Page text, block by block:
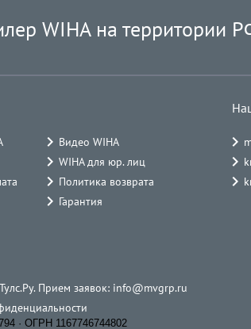
WIHA на территории
Видео WIHA
WIHA для юр. лиц
Политика возврата
Гарантия
Прием заявок: info@mvgrp.ru
· ОГРН 1167746744802